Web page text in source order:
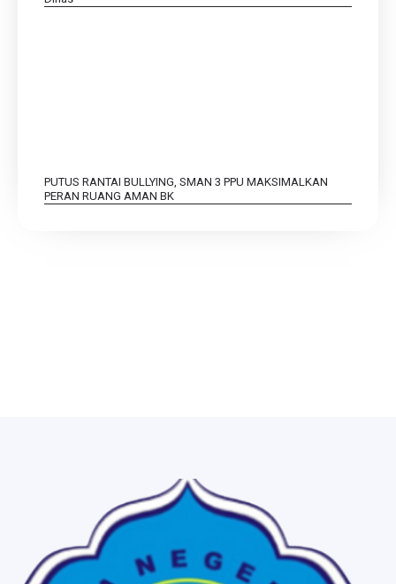
PUTUS RANTAI BULLYING, SMAN 3 PPU MAKSIMALKAN
PERAN RUANG AMAN BK